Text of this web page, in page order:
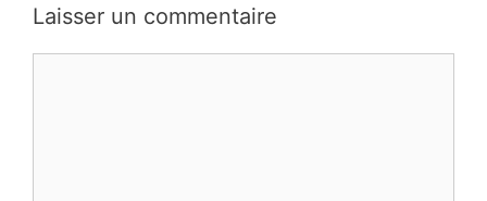
Laisser un commentaire